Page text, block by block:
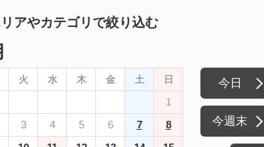
アやカテゴリで絞り込む
火 水 木 金 土 日
1
3 4 5 6 7
8
今日
今週末